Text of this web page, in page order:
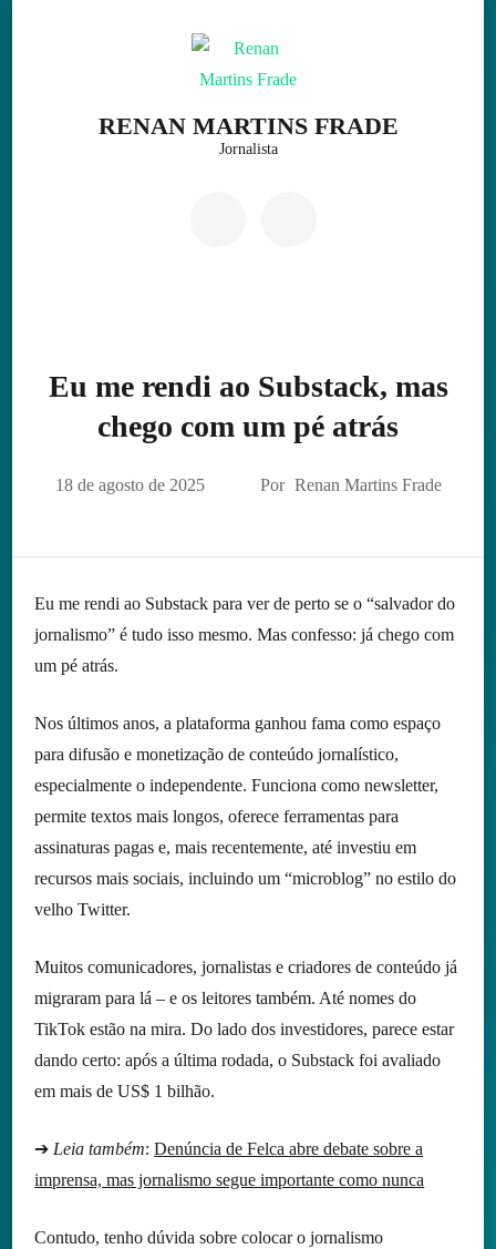
RENAN MARTINS FRADE
Jornalista
Eu me rendi ao Substack, mas
chego com um pé atrás
18 de agosto de 2025 Por Renan Martins Frade
Eu me rendi ao Substack para ver de perto se o “salvador do
jornalismo” é tudo isso mesmo. Mas confesso: já chego com
um pé atrás.
Nos últimos anos, a plataforma ganhou fama como espaço
para difusão e monetização de conteúdo jornalístico,
especialmente o independente. Funciona como newsletter,
permite textos mais longos, oferece ferramentas para
assinaturas pagas e, mais recentemente, até investiu em
recursos mais sociais, incluindo um “microblog” no estilo do
velho Twitter.
Muitos comunicadores, jornalistas e criadores de conteúdo já
migraram para lá – e os leitores também. Até nomes do
TikTok estão na mira. Do lado dos investidores, parece estar
dando certo: após a última rodada, o Substack foi avaliado
em mais de US$ 1 bilhão.
➔ Leia também:Denúncia de Felca abre debate sobre a
imprensa, mas jornalismo segue importante como nunca
Contudo, tenho dúvida sobre colocar o jornalismo